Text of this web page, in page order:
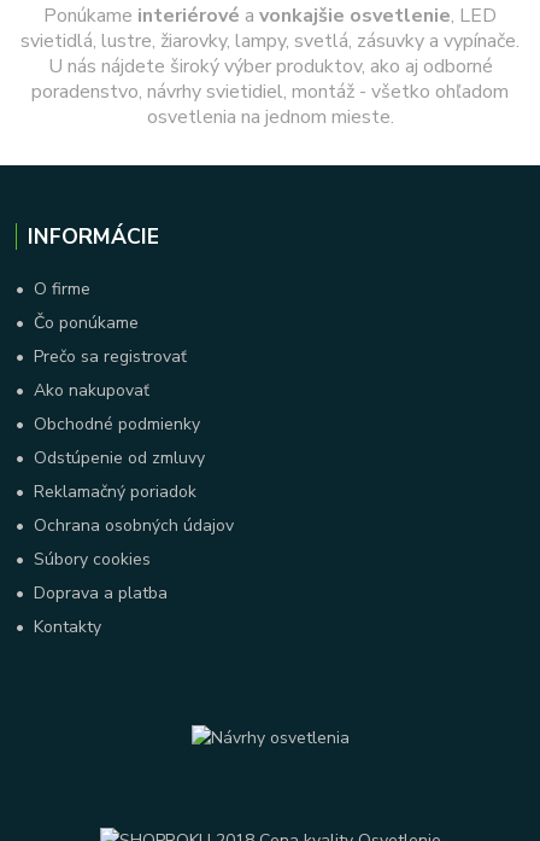
Ponúkame interiérové a vonkajšie osvetlenie, LED
svietidlá, lustre, žiarovky, lampy, svetlá, zásuvky a vypínače.
U nás nájdete široký výber produktov, ako aj odborné
poradenstvo, návrhy svietidiel, montáž - všetko ohľadom
osvetlenia na jednom mieste.
INFORMÁCIE
• O firme
• Čo ponúkame
•Prečo sa registrovať
•Ako nakupovať
• Obchodné podmienky
• Odstúpenie od zmluvy
•Reklamačný poriadok
• Ochrana osobných údajov
•Súbory cookies
•Doprava a platba
•Kontakty